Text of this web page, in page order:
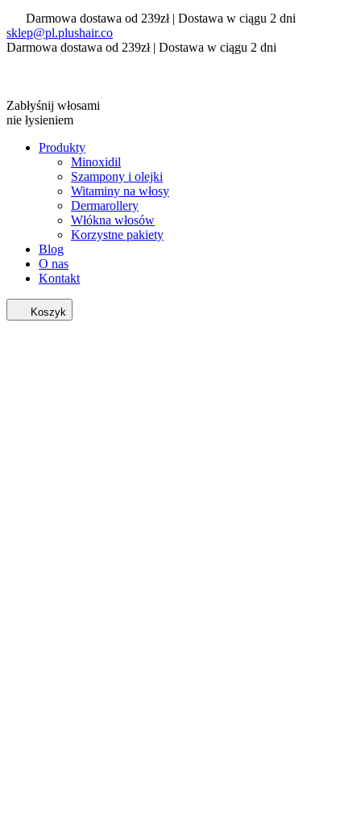
Darmowa dostawa od 239zł | Dostawa w ciągu 2 dni
sklep@pl.plushair.co
Darmowa dostawa od 239zł | Dostawa w ciągu 2 dni
Zabłyśnij włosami
nie łysieniem
Produkty
Minoxidil
Szampony i olejki
Witaminy na włosy
Dermarollery
Włókna włosów
Korzystne pakiety
Blog
O nas
Kontakt
Koszyk